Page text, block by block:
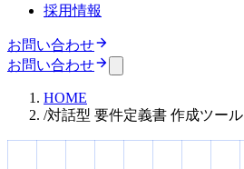
採用情報
お問い合わせ
お問い合わせ
HOME
/対話型 要件定義書 作成ツール